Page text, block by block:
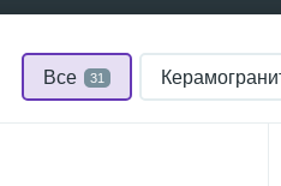
Все 31